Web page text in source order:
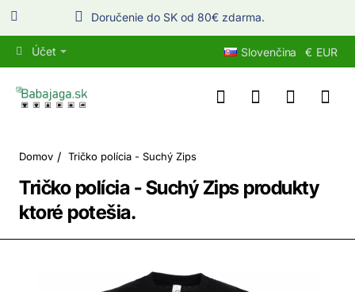
Doručenie do SK od 80€ zdarma.
Účet Slovenčina € EUR
Tričko polícia - Suchý Zips produkty
ktoré potešia.
Domov homeTričko polícia - Suchý Zips